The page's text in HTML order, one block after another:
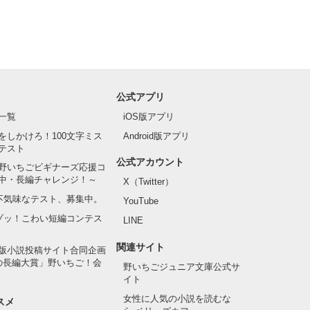
覧
しかけろ！100文字ミス
スト
いちごビギナーズ応援コ
・長編チャレンジ！～
味なテスト、募集中。
ッ！こわい短編コンテス
小説投稿サイト合同企画
長編大賞」野いちご！会
メ
公式アプリ
iOS版アプリ
Android版アプリ
公式アカウント
X（Twitter）
YouTube
LINE
関連サイト
野いちごジュニア文庫公式サ
イト
女性に人気の小説を読むな